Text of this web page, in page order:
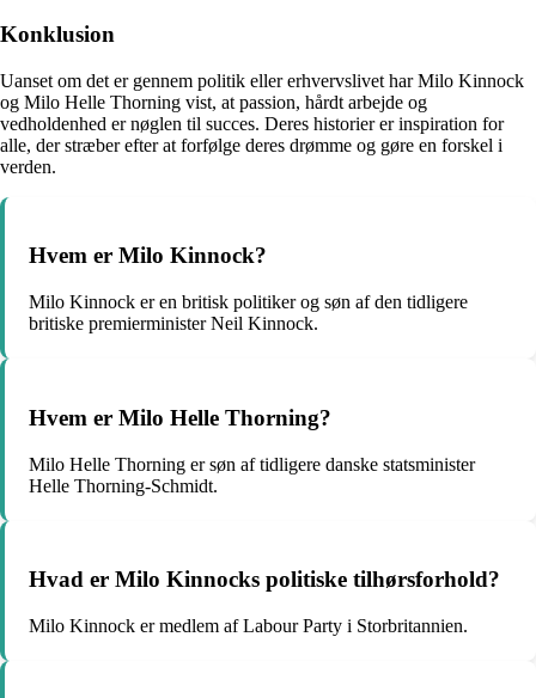
Konklusion
Uanset om det er gennem politik eller erhvervslivet har Milo Kinnock
og Milo Helle Thorning vist, at passion, hårdt arbejde og
vedholdenhed er nøglen til succes. Deres historier er inspiration for
alle, der stræber efter at forfølge deres drømme og gøre en forskel i
verden.
Hvem er Milo Kinnock?
Milo Kinnock er en britisk politiker og søn af den tidligere
britiske premierminister Neil Kinnock.
Hvem er Milo Helle Thorning?
Milo Helle Thorning er søn af tidligere danske statsminister
Helle Thorning-Schmidt.
Hvad er Milo Kinnocks politiske tilhørsforhold?
Milo Kinnock er medlem af Labour Party i Storbritannien.